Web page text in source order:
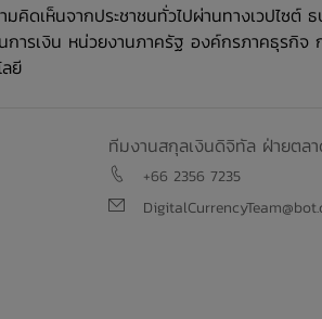
คิดเห็นจากประชาชนทั่วไปผ่านทางเวปไซต์
การเงิน หน่วยงานภาครัฐ องค์กรภาคธุรกิจ
ยี
ทีมงานสกุลเงินดิจิทัล ฝ่ายตล
+66 2356 7235